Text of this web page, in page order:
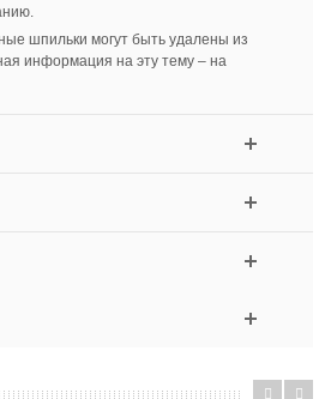
шпильки могут быть удалены из
информация на эту тему – на